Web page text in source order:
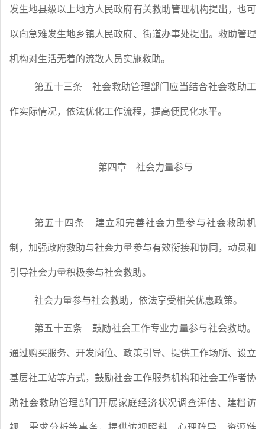
发生地县级以上地方人民政府有关救助管理机构提出，也可
以向急难发生地乡镇人民政府、街道办事处提出。救助管理
机构对生活无着的流散人员实施救助。
第五十三条 社会救助管理部门应当结合社会救助工
作实际情况，依法优化工作流程，提高便民化水平。
第四章 社会力量参与
第五十四条 建立和完善社会力量参与社会救助机
制，加强政府救助与社会力量参与有效衔接和协同，动员和
引导社会力量积极参与社会救助。
社会力量参与社会救助，依法享受相关优惠政策。
第五十五条 鼓励社会工作专业力量参与社会救助。
通过购买服务、开发岗位、政策引导、提供工作场所、设立
基层社工站等方式，鼓励社会工作服务机构和社会工作者协
助社会救助管理部门开展家庭经济状况调查评估、建档访